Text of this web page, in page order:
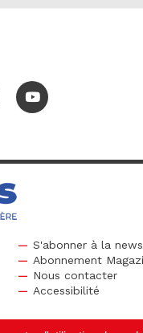
S'abonner à la
Abonnement
Nous contacter
Accessibilité